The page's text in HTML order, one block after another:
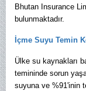
Bhutan Insurance
bulunmaktadır.
İçme Suyu Temin
Ülke su kaynakları
temininde sorun
suyuna ve %91'inin